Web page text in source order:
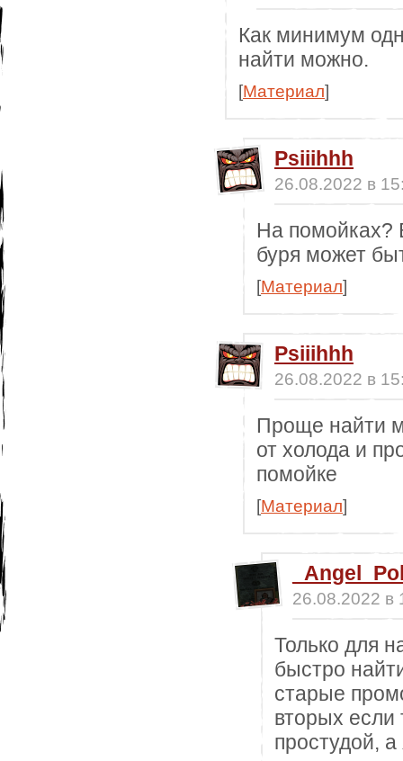
Как минимум
найти можно.
[Материал]
Psiiihhh
26.08.2022 в
На помойках?
буря может
[Материал]
Psiiihhh
26.08.2022 в
Проще найти
от холода и
помойке
[Материал]
26.08.2022 в
Только для
быстро
старые
вторых
простудой,